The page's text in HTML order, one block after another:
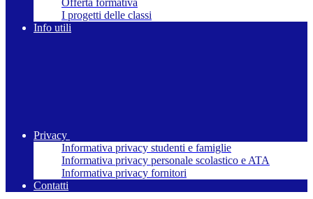
Offerta formativa
I progetti delle classi
Info utili
Privacy
Informativa privacy studenti e famiglie
Informativa privacy personale scolastico e ATA
Informativa privacy fornitori
Contatti